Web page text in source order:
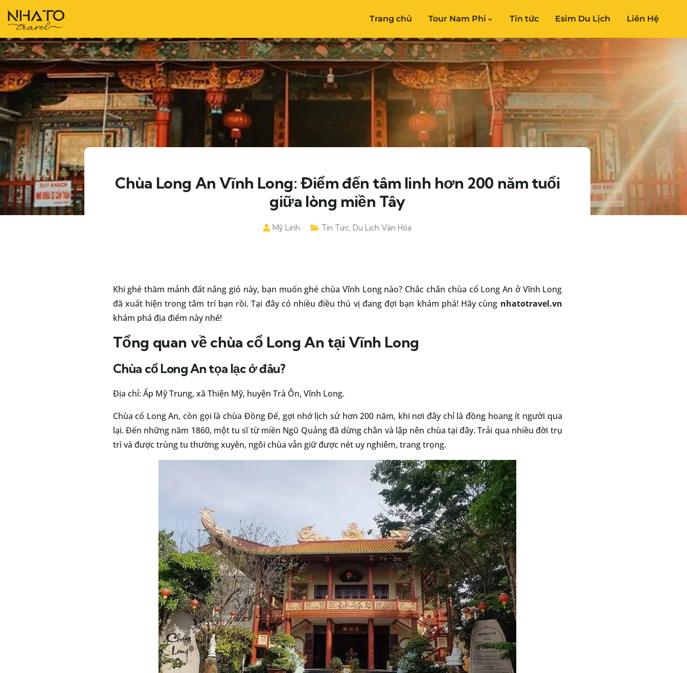
Trang chủ Tour Nam Phi Tin tức Esim Du Lịch Liên Hệ
Chùa Long An Vĩnh Long: Điểm đến tâm linh hơn 200 năm tuổi
giữa lòng miền Tây
Mỹ Linh Tin Tức, Du Lịch Văn Hóa
Khi ghé thăm mảnh đất nắng gió này, bạn muốn ghé chùa Vĩnh Long nào? Chắc chắn chùa cổ Long An ở Vĩnh Long
đã xuất hiện trong tâm trí bạn rồi. Tại đây có nhiều điều thú vị đang đợi bạn khám phá! Hãy cùng nhatotravel.vn
khám phá địa điểm này nhé!
Tổng quan về chùa cổ Long An tại Vĩnh Long
Chùa cổ Long An tọa lạc ở đâu?
Địa chỉ: Ấp Mỹ Trung, xã Thiện Mỹ, huyện Trà Ôn, Vĩnh Long.
Chùa cổ Long An, còn gọi là chùa Đồng Đế, gợi nhớ lịch sử hơn 200 năm, khi nơi đây chỉ là đồng hoang ít người qua
lại. Đến những năm 1860, một tu sĩ từ miền Ngũ Quảng đã dừng chân và lập nên chùa tại đây. Trải qua nhiều đời trụ
trì và được trùng tu thường xuyên, ngôi chùa vẫn giữ được nét uy nghiêm, trang trọng.